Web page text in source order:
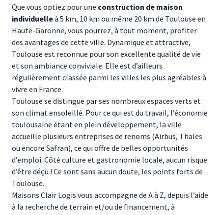
Que vous optiez pour une construction de maison
individuelleà 5 km, 10 km ou même 20 km de Toulouse en
Haute-Garonne, vous pourrez, à tout moment, profiter
des avantages de cette ville. Dynamique et attractive,
Toulouse est reconnue pour son excellente qualité de vie
et son ambiance conviviale. Elle est d’ailleurs
régulièrement classée parmi les villes les plus agréables à
vivre en France.
Toulouse se distingue par ses nombreux espaces verts et
son climat ensoleillé. Pour ce qui est du travail, l’économie
toulousaine étant en plein développement, la ville
accueille plusieurs entreprises de renoms (Airbus, Thales
ou encore Safran), ce qui offre de belles opportunités
d’emploi. Côté culture et gastronomie locale, aucun risque
d’être déçu ! Ce sont sans aucun doute, les points forts de
Toulouse.
Maisons Clair Logis vous accompagne de A à Z, depuis l’aide
à la recherche de terrain et/ou de financement, à